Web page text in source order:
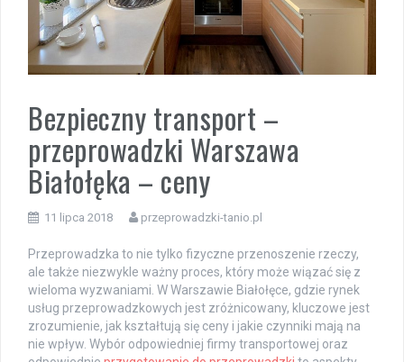
Bezpieczny transport –
przeprowadzki Warszawa
Białołęka – ceny
11 lipca 2018 przeprowadzki-tanio.pl
Przeprowadzka to nie tylko fizyczne przenoszenie rzeczy,
ale także niezwykle ważny proces, który może wiązać się z
wieloma wyzwaniami. W Warszawie Białołęce, gdzie rynek
usług przeprowadzkowych jest zróżnicowany, kluczowe jest
zrozumienie, jak kształtują się ceny i jakie czynniki mają na
nie wpływ. Wybór odpowiedniej firmy transportowej oraz